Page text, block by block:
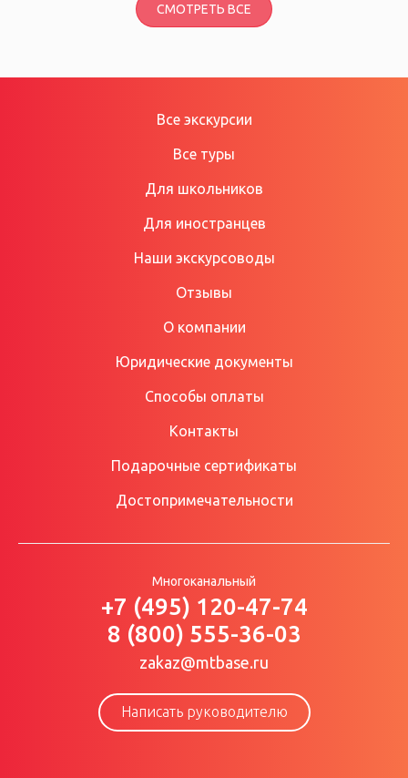
СМОТРЕТЬ ВСЕ
Все экскурсии
Все туры
Для школьников
Для иностранцев
Наши экскурсоводы
Отзывы
О компании
Юридические документы
Способы оплаты
Контакты
Подарочные сертификаты
Достопримечательности
Многоканальный
+7 (495) 120-47-74
8 (800) 555-36-03
zakaz@mtbase.ru
Написать руководителю